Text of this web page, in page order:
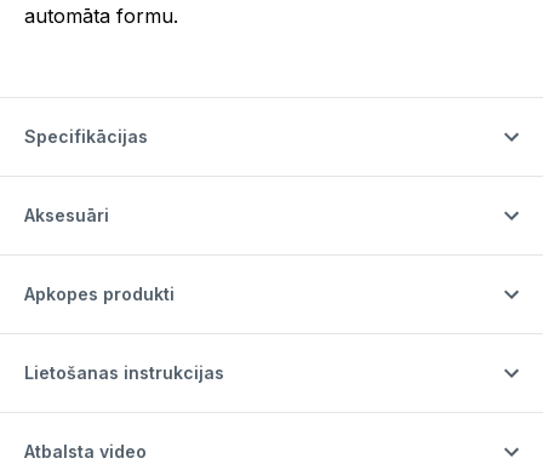
automāta formu.
Specifikācijas
Aksesuāri
Apkopes produkti
Lietošanas instrukcijas
Atbalsta video